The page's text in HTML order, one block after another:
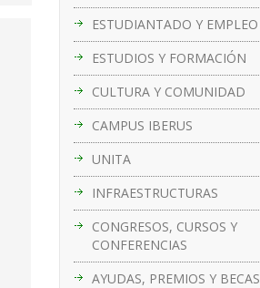
ESTUDIANTADO Y EMPLEO
ESTUDIOS Y FORMACIÓN
CULTURA Y COMUNIDAD
CAMPUS IBERUS
UNITA
INFRAESTRUCTURAS
CONGRESOS, CURSOS Y
CONFERENCIAS
AYUDAS, PREMIOS Y BECAS